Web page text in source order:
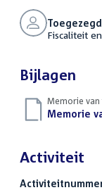
Fiscaliteit
Bijlagen
Memorie
Download
Memorie
Activiteit